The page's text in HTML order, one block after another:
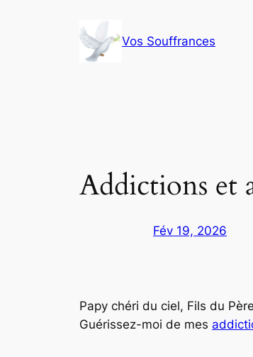
Vos Souffrances
Addictions et
Fév 19, 2026
Papy chéri du ciel, Fils du
Guérissez-moi de mes